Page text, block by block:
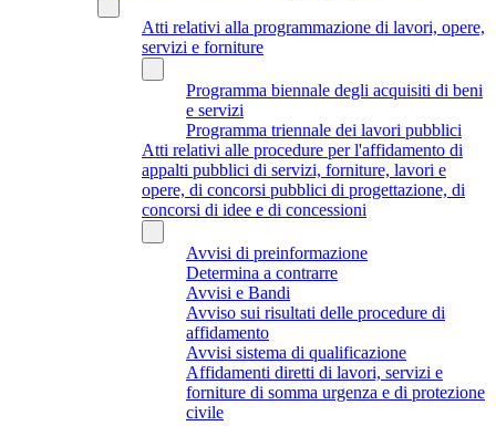
Atti relativi alla programmazione di lavori, opere,
servizi e forniture
Programma biennale degli acquisiti di beni
e servizi
Programma triennale dei lavori pubblici
Atti relativi alle procedure per l'affidamento di
appalti pubblici di servizi, forniture, lavori e
opere, di concorsi pubblici di progettazione, di
concorsi di idee e di concessioni
Avvisi di preinformazione
Determina a contrarre
Avvisi e Bandi
Avviso sui risultati delle procedure di
affidamento
Avvisi sistema di qualificazione
Affidamenti diretti di lavori, servizi e
forniture di somma urgenza e di protezione
civile